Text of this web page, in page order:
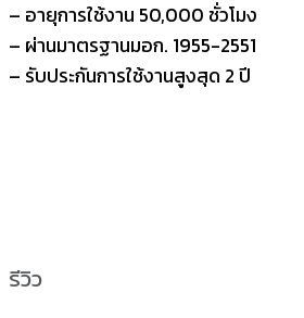
– อายุการใช้งาน 50,000 ชั่วโมง
– ผ่านมาตรฐานมอก. 1955-2551
– รับประกันการใช้งานสูงสุด 2 ปี
รีวิว